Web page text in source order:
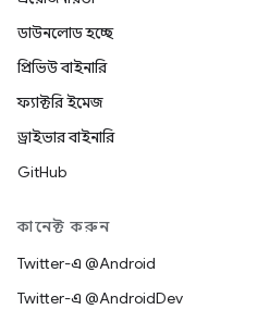
ডাউনলোড হচ্ছে
প্রিভিউ বাইনারি
ফ্যাক্টরি ইমেজ
ড্রাইভার বাইনারি
GitHub
কানেক্ট করুন
Twitter-এ @Android
Twitter-এ @AndroidDev